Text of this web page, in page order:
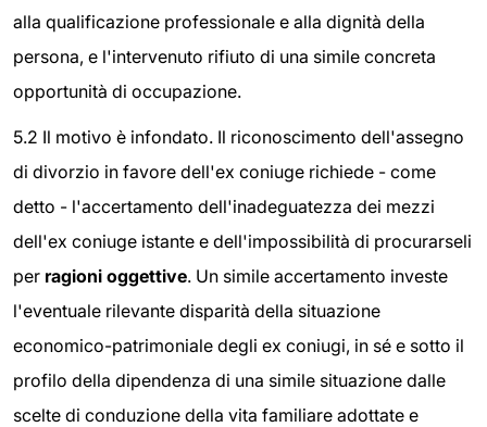
alla qualificazione professionale e alla dignità della
persona, e l'intervenuto rifiuto di una simile concreta
opportunità di occupazione.
5.2 Il motivo è infondato. Il riconoscimento dell'assegno
di divorzio in favore dell'ex coniuge richiede - come
detto - l'accertamento dell'inadeguatezza dei mezzi
dell'ex coniuge istante e dell'impossibilità di procurarseli
per ragioni oggettive. Un simile accertamento investe
l'eventuale rilevante disparità della situazione
economico-patrimoniale degli ex coniugi, in sé e sotto il
profilo della dipendenza di una simile situazione dalle
scelte di conduzione della vita familiare adottate e